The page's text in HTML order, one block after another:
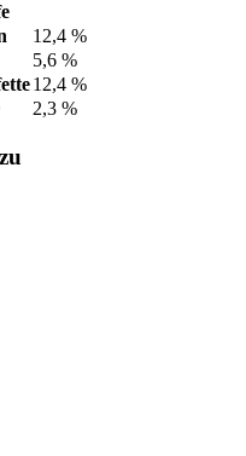
12,4 %
5,6 %
12,4 %
2,3 %